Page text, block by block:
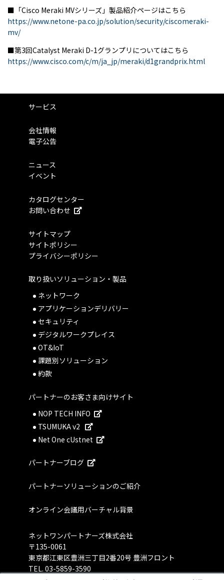
■「Cisco Meraki MVシリーズ」製品紹介ページはこちら
https://www.netone-pa.co.jp/solution/security/ciscomeraki-
mv/
■第3回Catalyst Meraki D-1グランプリについてはこちら
https://www.cisco.com/c/m/ja_jp/meraki/d1grandprix.html
サービス
会社情報
電子公告
ニュース
イベント
カタログセンター
お問い合わせ
サイトマップ
サイトポリシー
プライバシーポリシー
取り扱いソリューション・製品
ネットワーク
アプリケーションデリバリー
セキュリティ
デジタルワークプレイス
OT&IoT
課題別ソリューション
約款
パートナーのお客さま向けサイト
NOP TECH INFO
TSUMUKA v2
Net One cUstnet
パートナーブログ
パートナーソリューションのご紹介
オンライン会議用バーチャル背景
ネットワンパートナーズ株式会社
〒135-0061
東京都江東区豊洲三丁目2番20号 豊洲フロント
TEL. 03-5859-3590